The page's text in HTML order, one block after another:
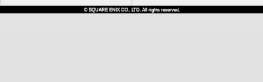
© SQUARE ENIX CO., LTD. All rights reserved.